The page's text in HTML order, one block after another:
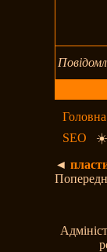
SEO
◄